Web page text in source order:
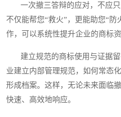
一次撤三答辩的应对，不应只
不仅能帮您“救火”，更能助您“
作，可以系统性提升企业的商标资
建立规范的商标使用与证据留
业建立内部管理规范，如何常态
形成档案。这样，无论未来面临
快速、高效地响应。